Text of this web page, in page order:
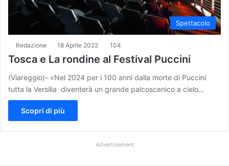
Spettacolo
Redazione 18 Aprile 2022 104
Tosca e La rondine al Festival Puccini
(Viareggio)- «Nel 2024 per i 100 anni dalla morte di Puccini
tutta la Versilia diventerà un grande palcoscenico a cielo…
Scopri di più
Advertisement